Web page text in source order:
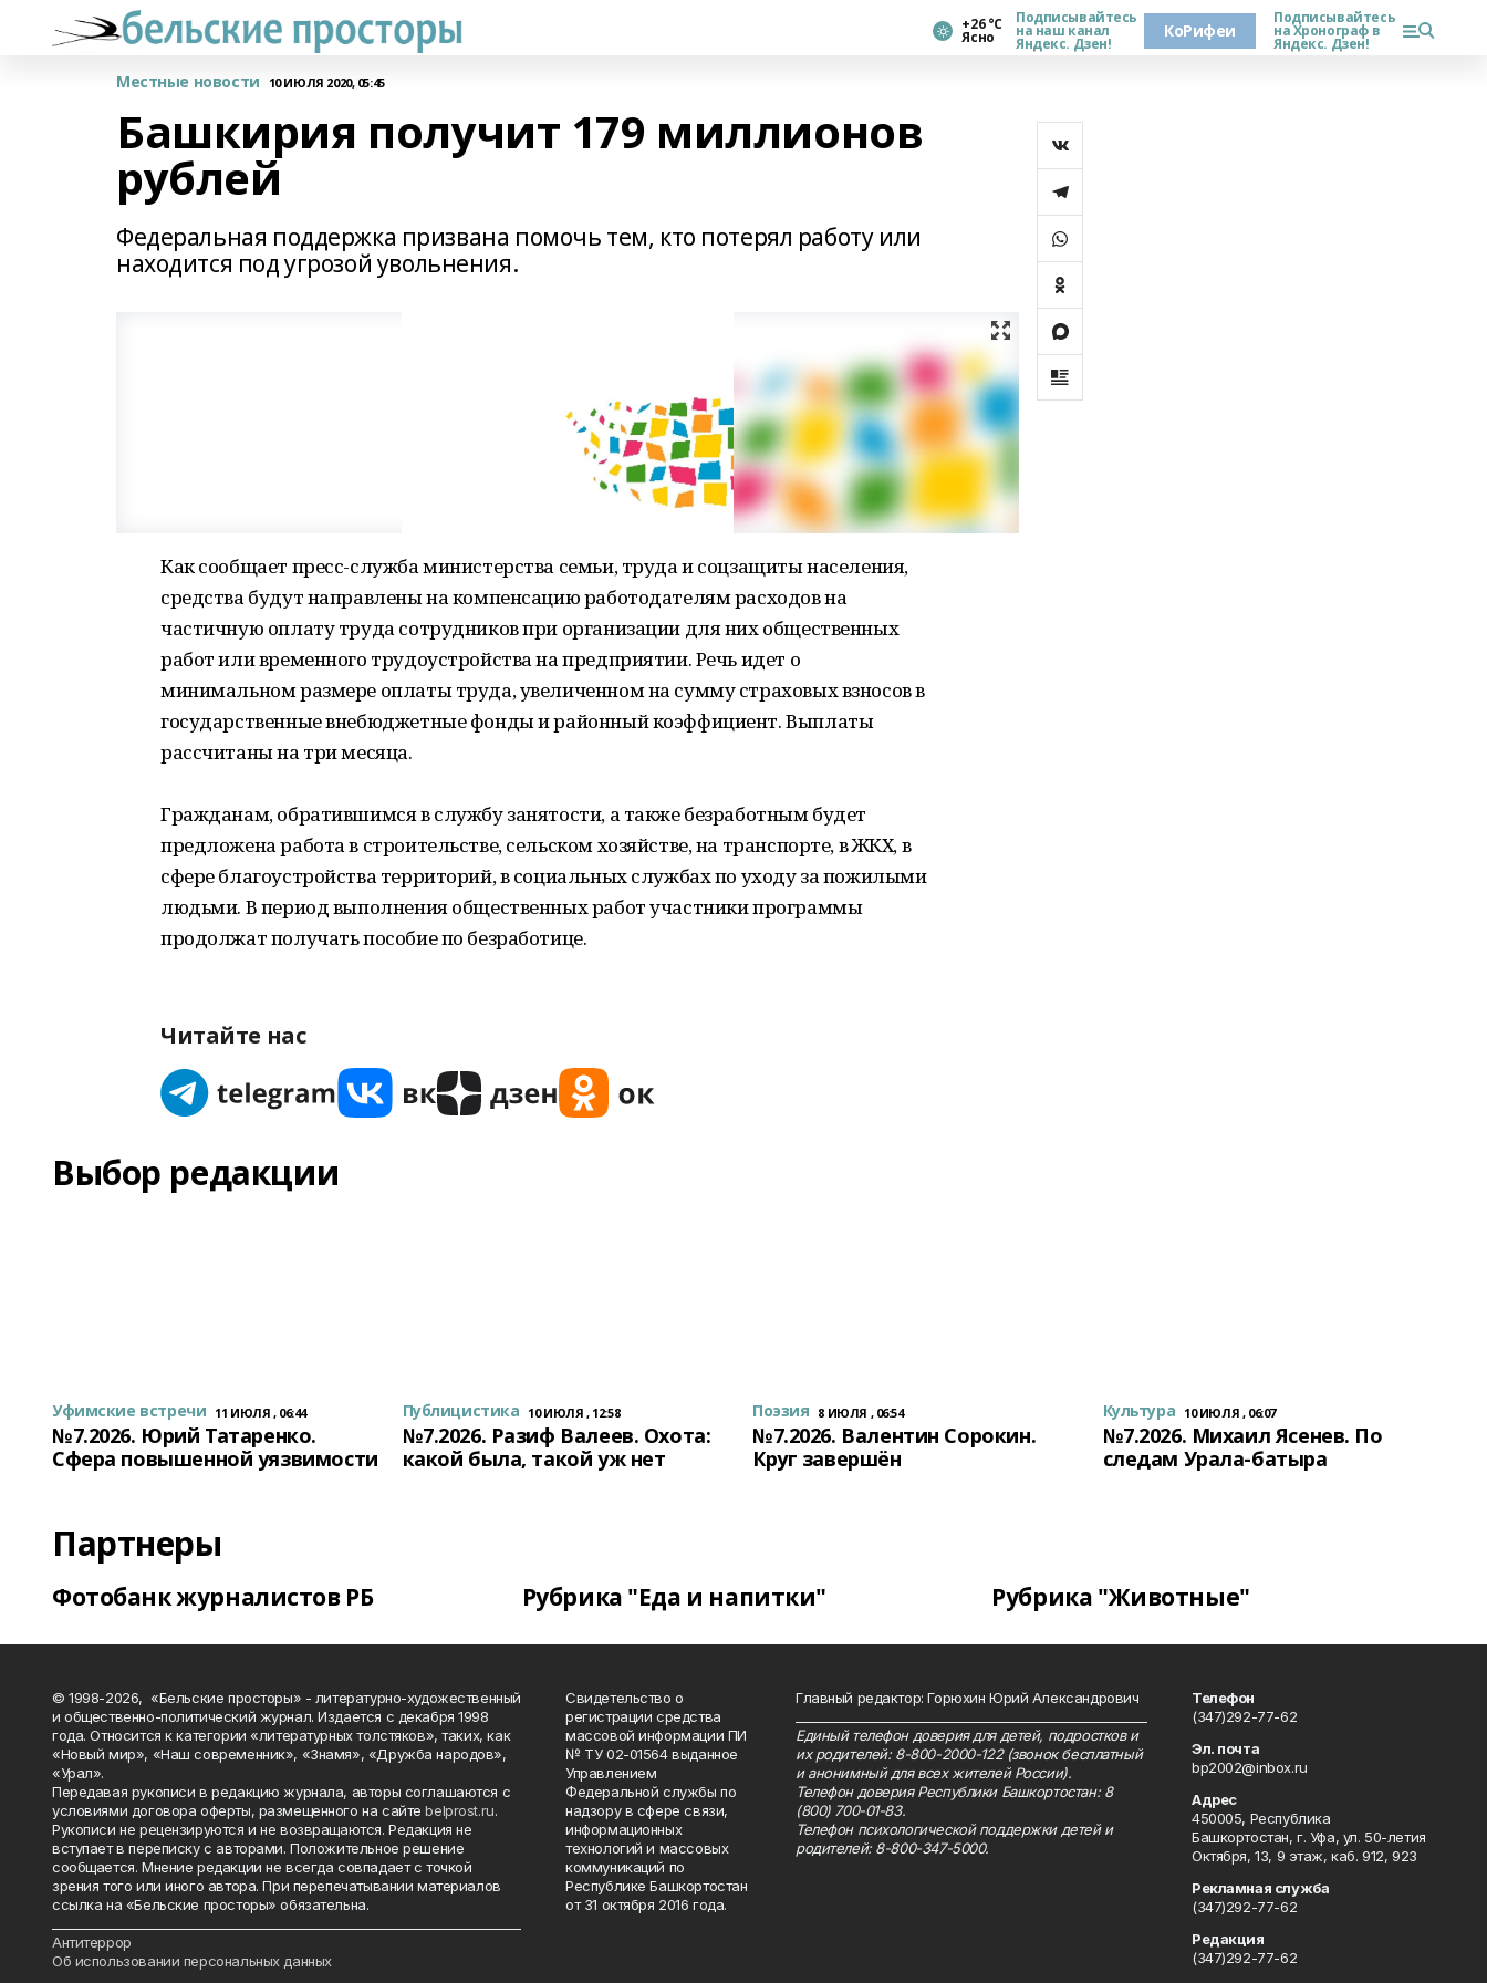
+26 °С
Ясно
Подписывайтесь
на наш канал
Яндекс. Дзен!
КоРифеи
Подписывайтесь
на Хронограф в
Яндекс. Дзен!
Местные новости 10 ИЮЛЯ 2020, 05:45
Башкирия получит 179 миллионов
рублей
Федеральная поддержка призвана помочь тем, кто потерял работу или
находится под угрозой увольнения.
Как сообщает пресс-служба министерства семьи, труда и соцзащиты населения,
средства будут направлены на компенсацию работодателям расходов на
частичную оплату труда сотрудников при организации для них общественных
работ или временного трудоустройства на предприятии. Речь идет о
минимальном размере оплаты труда, увеличенном на сумму страховых взносов в
государственные внебюджетные фонды и районный коэффициент. Выплаты
рассчитаны на три месяца.
Гражданам, обратившимся в службу занятости, а также безработным будет
предложена работа в строительстве, сельском хозяйстве, на транспорте, в ЖКХ, в
сфере благоустройства территорий, в социальных службах по уходу за пожилыми
людьми. В период выполнения общественных работ участники программы
продолжат получать пособие по безработице.
Читайте нас
Выбор редакции
Уфимские встречи 11 ИЮЛЯ , 06:44
№7.2026. Юрий Татаренко.
Сфера повышенной уязвимости
Публицистика 10 ИЮЛЯ , 12:58
№7.2026. Разиф Валеев. Охота:
какой была, такой уж нет
Поэзия 8 ИЮЛЯ , 06:54
№7.2026. Валентин Сорокин.
Круг завершён
Культура 10 ИЮЛЯ , 06:07
№7.2026. Михаил Ясенев. По
следам Урала-батыра
Партнеры
Фотобанк журналистов РБ Рубрика "Еда и напитки" Рубрика "Животные"
© 1998-2026, «Бельские просторы» - литературно-художественный
и общественно-политический журнал. Издается с декабря 1998
года. Относится к категории «литературных толстяков», таких, как
«Новый мир», «Наш современник», «Знамя», «Дружба народов»,
«Урал».
Передавая рукописи в редакцию журнала, авторы соглашаются с
условиями договора оферты, размещенного на сайтеbelprost.ru.
Рукописи не рецензируются и не возвращаются. Редакция не
вступает в переписку с авторами. Положительное решение
сообщается. Мнение редакции не всегда совпадает с точкой
зрения того или иного автора. При перепечатывании материалов
ссылка на «Бельские просторы» обязательна.
Антитеррор
Об использовании персональных данных
Свидетельство о
регистрации средства
массовой информации ПИ
№ ТУ 02-01564 выданное
Управлением
Федеральной службы по
надзору в сфере связи,
информационных
технологий и массовых
коммуникаций по
Республике Башкортостан
от 31 октября 2016 года.
Главный редактор: Горюхин Юрий Александрович
Единый телефон доверия для детей, подростков и
их родителей: 8-800-2000-122 (звонок бесплатный
и анонимный для всех жителей России).
Телефон доверия Республики Башкортостан: 8
(800) 700-01-83.
Телефон психологической поддержки детей и
родителей: 8-800-347-5000.
Телефон
(347)292-77-62
Эл. почта
bp2002@inbox.ru
Адрес
450005, Республика
Башкортостан, г. Уфа, ул. 50-летия
Октября, 13, 9 этаж, каб. 912, 923
Рекламная служба
(347)292-77-62
Редакция
(347)292-77-62